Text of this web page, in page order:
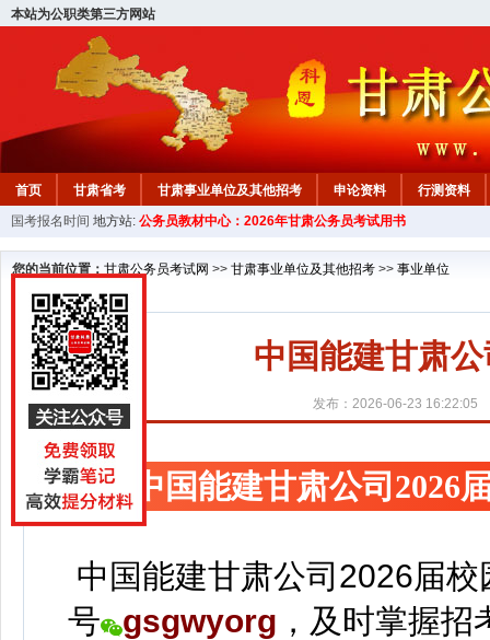
本站为公职类第三方网站
首页 甘肃省考 甘肃事业单位及其他招考 申论资料
行测资料
国考报名时间 地方站: 公务员教材中心：2026年甘肃公务员考试用书
您的当前位置： 甘肃公务员考试网 >> 甘肃事业单位及其他招考 >> 事业单位
中国能建甘肃
发布：2026-06-23 16:22:05
中国能建甘肃公司2026
中国能建甘肃公司2026届
号
gsgwyorg ， 及时掌握招